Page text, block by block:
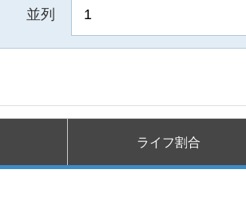
並列
ライフ割合